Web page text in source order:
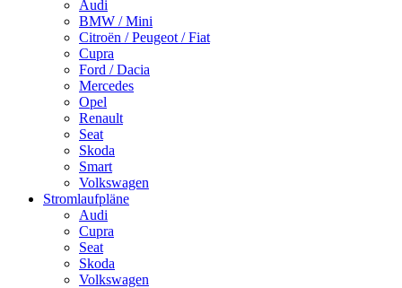
Audi
BMW / Mini
Citroën / Peugeot / Fiat
Cupra
Ford / Dacia
Mercedes
Opel
Renault
Seat
Skoda
Smart
Volkswagen
Stromlaufpläne
Audi
Cupra
Seat
Skoda
Volkswagen